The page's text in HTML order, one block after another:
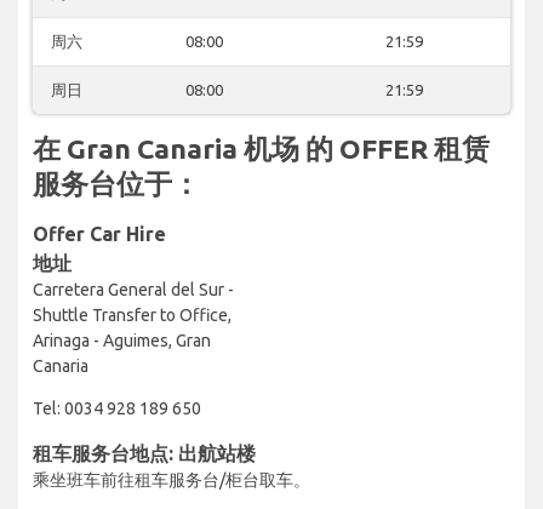
周六 08:00 21:59
周日 08:00 21:59
在 Gran Canaria 机场 的 OFFER 租赁
服务台位于：
Offer Car Hire
地址
Carretera General del Sur -
Shuttle Transfer to Office,
Arinaga - Aguimes, Gran
Canaria
Tel: 0034 928 189 650
租车服务台地点: 出航站楼
乘坐班车前往租车服务台/柜台取车。